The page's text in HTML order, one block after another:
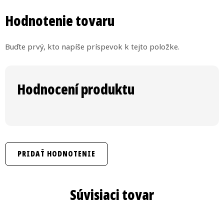
Hodnotenie tovaru
Buďte prvý, kto napíše príspevok k tejto položke.
PRIDAŤ HODNOTENIE
Súvisiaci tovar